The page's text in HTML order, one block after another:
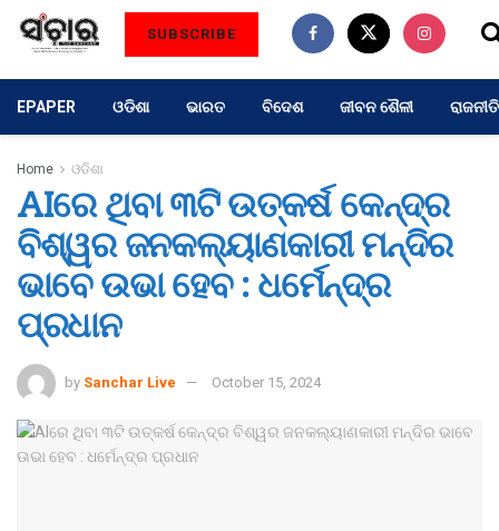
SUBSCRIBE
EPAPER ଓଡିଶା ଭାରତ ବିଦେଶ ଜୀବନ ଶୈଳୀ ରାଜନୀତି
Home ଓଡିଶା
AIରେ ଥିବା ୩ଟି ଉତ୍କର୍ଷ କେନ୍ଦ୍ର
ବିଶ୍ୱର ଜନକଲ୍ୟାଣକାରୀ ମନ୍ଦିର
ଭାବେ ଉଭା ହେବ : ଧର୍ମେନ୍ଦ୍ର
ପ୍ରଧାନ
by Sanchar Live October 15, 2024